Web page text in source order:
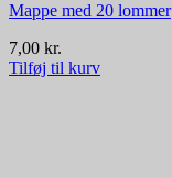
Mappe med 20 lommer
7,00 kr.
Tilføj til kurv